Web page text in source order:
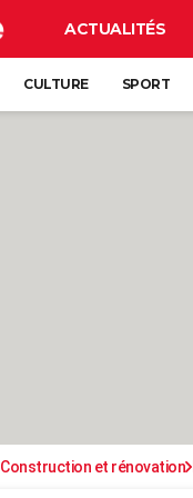
ACTUALITÉS
CULTURE SPORT
Construction et rénovation